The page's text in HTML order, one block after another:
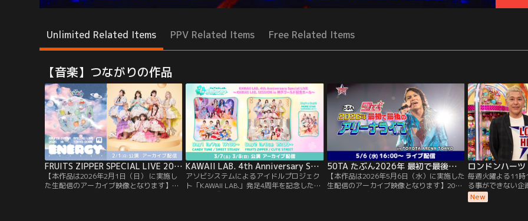
Unlimited Related Items PPV Related Items Free Related Items
【音楽】つながりの作品
FRUITS ZIPPER SPECIAL LIVE 2026「ENERGY」 アーカイブ配信
【本作品は2026年2月1日（日） に実施し
た生配信のアーカイブ映像となります】
KAWAII LAB. 4th Anniversary Special LIVE
アソビシステムによるアイドルプロジェク
ト「KAWAII LAB.」発足4周年を記念したイ
50TA たぶん2026年 最初で最後のアリーナライブ 5月6日(水)公演アーカイブ
【本作品は2026年5月6日（水）に実施した
生配信のアーカイブ映像となります】2026
年のゴールデンウィーク、50TAライブ開
ロンドンハーツ
毎週火曜よる11
る事ができない企
りだくさんのTHE
New